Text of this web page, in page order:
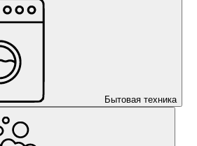
Бытовая техника